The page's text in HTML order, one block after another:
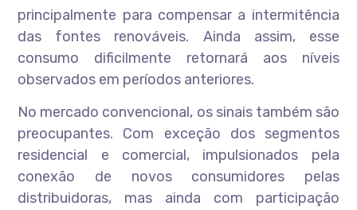
principalmente para compensar a intermitência
das fontes renováveis. Ainda assim, esse
consumo dificilmente retornará aos níveis
observados em períodos anteriores.
No mercado convencional, os sinais também são
preocupantes. Com exceção dos segmentos
residencial e comercial, impulsionados pela
conexão de novos consumidores pelas
distribuidoras, mas ainda com participação